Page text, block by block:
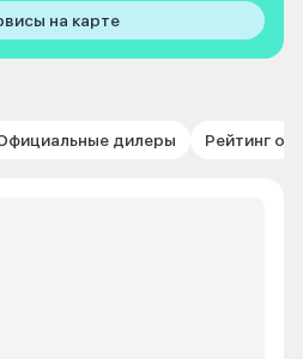
на карте
дилеры Рейтинг